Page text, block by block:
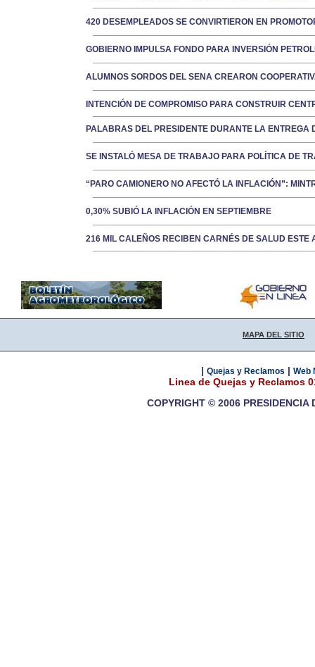
420 DESEMPLEADOS SE CONVIRTIERON EN
GOBIERNO IMPULSA FONDO PARA INVERSIÓN
ALUMNOS SORDOS DEL SENA CREARON
INTENCIÓN DE COMPROMISO PARA CONSTRUIR
PALABRAS DEL PRESIDENTE DURANTE LA ENTREGA
SE INSTALÓ MESA DE TRABAJO PARA POLÍTICA DE
“PARO CAMIONERO NO AFECTÓ LA INFLACIÓN”:
0,30% SUBIÓ LA INFLACIÓN EN SEPTIEMBRE
216 MIL CALEÑOS RECIBEN CARNÉS DE SALUD ESTE
MAPA DEL SITIO
| Quejas y Reclamos | Web
Linea de Quejas y Reclamos
COPYRIGHT © 2006 PRESIDENCIA